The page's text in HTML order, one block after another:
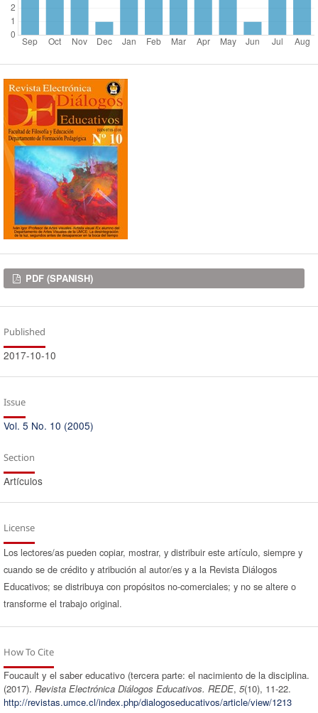
Downloads
PDF (SPANISH)
Published
2017-10-10
Issue
Vol. 5 No. 10 (2005)
Section
Artículos
License
Los lectores/as pueden copiar, mostrar, y distribuir este artículo, siempre y
cuando se de crédito y atribución al autor/es y a la Revista Diálogos
Educativos; se distribuya con propósitos no-comerciales; y no se altere o
transforme el trabajo original.
How To Cite
Foucault y el saber educativo (tercera parte: el nacimiento de la disciplina.
(2017). Revista Electrónica Diálogos Educativos. REDE, 5(10), 11-22.
http://revistas.umce.cl/index.php/dialogoseducativos/article/view/1213